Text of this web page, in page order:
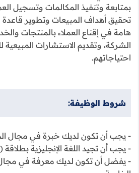
بمتابعة وتنفيذ المكالمات وتسجيل
تحقيق أهداف المبيعات وتطوير قاعدة
هامة في إقناع العملاء بالمنتجات
الشركة، وتقديم الاستشارات المبيعية
احتياجاتهم.
شروط الوظيفة:
- يجب أن تكون لديك خبرة في مجال
- يجب أن تجيد اللغة الإنجليزية بطلاقة
- يفضل أن تكون لديك معرفة في